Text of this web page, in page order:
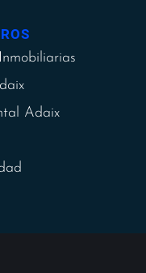
Adaix